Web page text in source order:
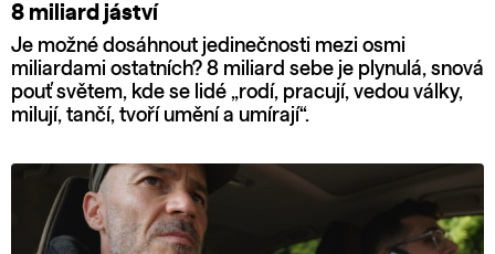
8 miliard jáství
Je možné dosáhnout jedinečnosti mezi osmi
miliardami ostatních? 8 miliard sebe je plynulá, snová
pouť světem, kde se lidé „rodí, pracují, vedou války,
milují, tančí, tvoří umění a umírají“.